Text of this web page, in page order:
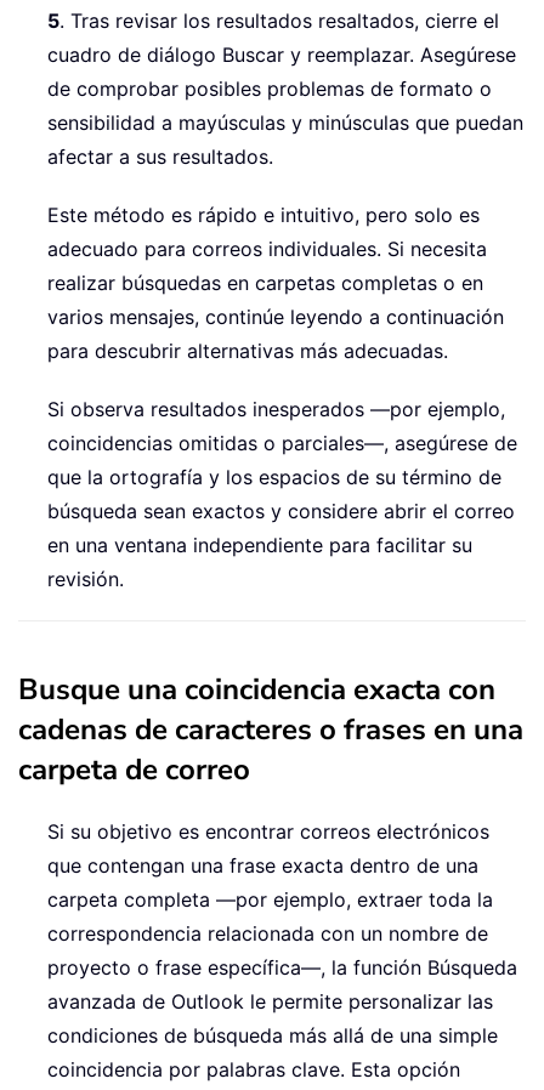
5. Tras revisar los resultados resaltados, cierre el
cuadro de diálogo Buscar y reemplazar. Asegúrese
de comprobar posibles problemas de formato o
sensibilidad a mayúsculas y minúsculas que puedan
afectar a sus resultados.
Este método es rápido e intuitivo, pero solo es
adecuado para correos individuales. Si necesita
realizar búsquedas en carpetas completas o en
varios mensajes, continúe leyendo a continuación
para descubrir alternativas más adecuadas.
Si observa resultados inesperados —por ejemplo,
coincidencias omitidas o parciales—, asegúrese de
que la ortografía y los espacios de su término de
búsqueda sean exactos y considere abrir el correo
en una ventana independiente para facilitar su
revisión.
Busque una coincidencia exacta con
cadenas de caracteres o frases en una
carpeta de correo
Si su objetivo es encontrar correos electrónicos
que contengan una frase exacta dentro de una
carpeta completa —por ejemplo, extraer toda la
correspondencia relacionada con un nombre de
proyecto o frase específica—, la función Búsqueda
avanzada de Outlook le permite personalizar las
condiciones de búsqueda más allá de una simple
coincidencia por palabras clave. Esta opción